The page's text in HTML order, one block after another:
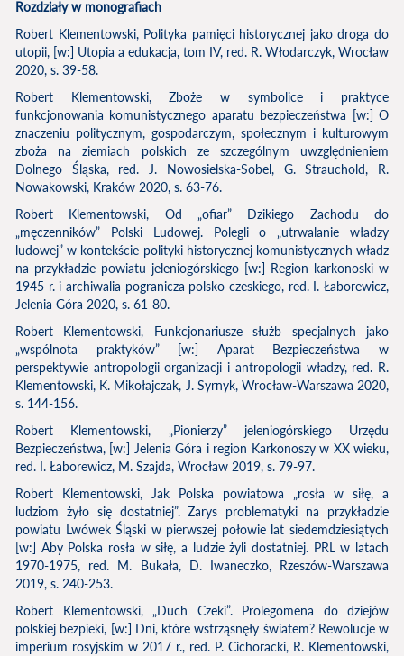
Rozdziały w monografiach
Robert Klementowski, Polityka pamięci historycznej jako droga do
utopii, [w:] Utopia a edukacja, tom IV, red. R. Włodarczyk, Wrocław
2020, s. 39-58.
Robert Klementowski, Zboże w symbolice i praktyce
funkcjonowania komunistycznego aparatu bezpieczeństwa [w:] O
znaczeniu politycznym, gospodarczym, społecznym i kulturowym
zboża na ziemiach polskich ze szczególnym uwzględnieniem
Dolnego Śląska, red. J. Nowosielska-Sobel, G. Strauchold, R.
Nowakowski, Kraków 2020, s. 63-76.
Robert Klementowski, Od „ofiar” Dzikiego Zachodu do
„męczenników” Polski Ludowej. Polegli o „utrwalanie władzy
ludowej” w kontekście polityki historycznej komunistycznych władz
na przykładzie powiatu jeleniogórskiego [w:] Region karkonoski w
1945 r. i archiwalia pogranicza polsko-czeskiego, red. I. Łaborewicz,
Jelenia Góra 2020, s. 61-80.
Robert Klementowski, Funkcjonariusze służb specjalnych jako
„wspólnota praktyków” [w:] Aparat Bezpieczeństwa w
perspektywie antropologii organizacji i antropologii władzy, red. R.
Klementowski, K. Mikołajczak, J. Syrnyk, Wrocław-Warszawa 2020,
s. 144-156.
Robert Klementowski, „Pionierzy” jeleniogórskiego Urzędu
Bezpieczeństwa, [w:] Jelenia Góra i region Karkonoszy w XX wieku,
red. I. Łaborewicz, M. Szajda, Wrocław 2019, s. 79-97.
Robert Klementowski, Jak Polska powiatowa „rosła w siłę, a
ludziom żyło się dostatniej”. Zarys problematyki na przykładzie
powiatu Lwówek Śląski w pierwszej połowie lat siedemdziesiątych
[w:] Aby Polska rosła w siłę, a ludzie żyli dostatniej. PRL w latach
1970-1975, red. M. Bukała, D. Iwaneczko, Rzeszów-Warszawa
2019, s. 240-253.
Robert Klementowski, „Duch Czeki”. Prolegomena do dziejów
polskiej bezpieki, [w:] Dni, które wstrząsnęły światem? Rewolucje w
imperium rosyjskim w 2017 r., red. P. Cichoracki, R. Klementowski,